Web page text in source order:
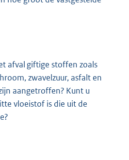
afval giftige stoffen zoals
zwavelzuur, asfalt en
aangetroffen? Kunt u
vloeistof is die uit de